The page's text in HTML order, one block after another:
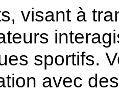
visant à
sportifs.
avec